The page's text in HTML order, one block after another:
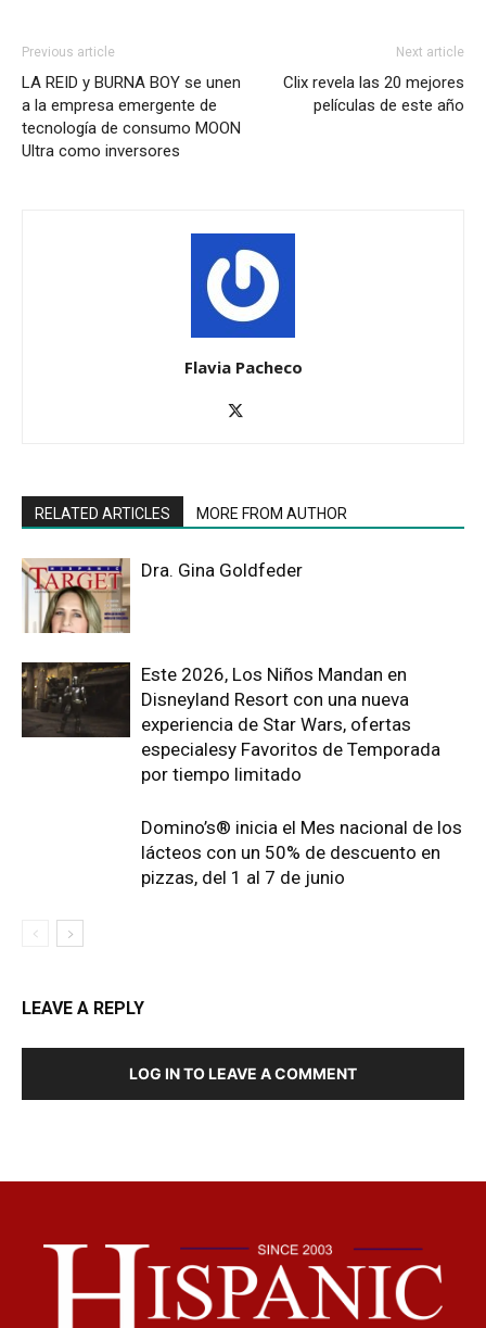
Previous article
LA REID y BURNA BOY se unen
a la empresa emergente de
tecnología de consumo MOON
Ultra como inversores
Next article
Clix revela las 20 mejores
películas de este año
Flavia Pacheco
RELATED ARTICLES MORE FROM AUTHOR
Dra. Gina Goldfeder
Este 2026, Los Niños Mandan en
Disneyland Resort con una nueva
experiencia de Star Wars, ofertas
especialesy Favoritos de Temporada
por tiempo limitado
Domino’s® inicia el Mes nacional de los
lácteos con un 50% de descuento en
pizzas, del 1 al 7 de junio
LEAVE A REPLY
LOG IN TO LEAVE A COMMENT